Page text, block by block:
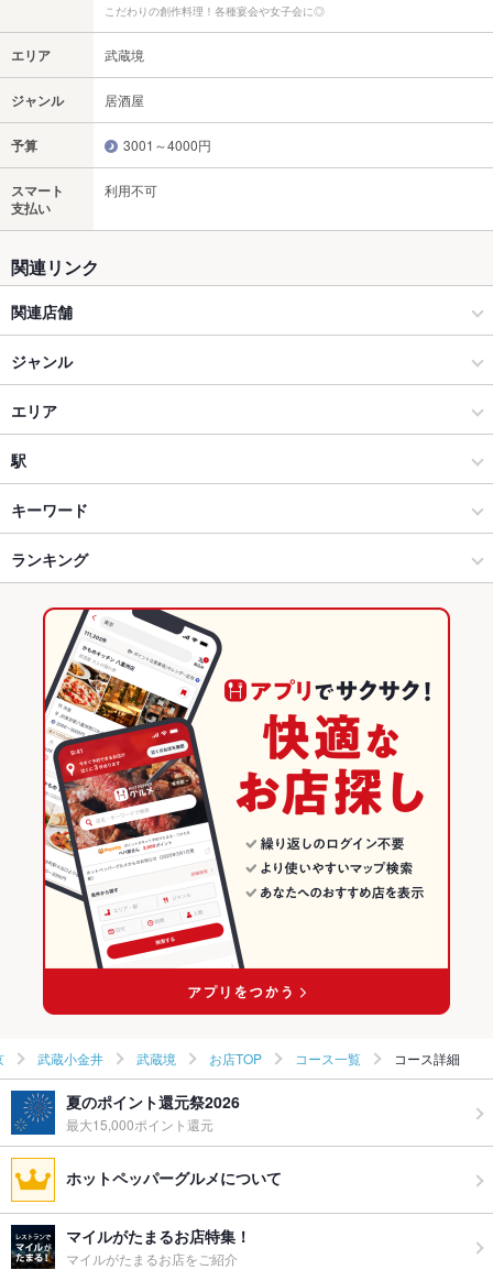
こだわりの創作料理！各種宴会や女子会に◎
エリア 武蔵境
ジャンル 居酒屋
予算 3001～4000円
スマート
支払い
利用不可
関連リンク
関連店舗
くいもの屋 わん
くいもの屋わん 藤沢プライムビル店
個室居酒屋 くいもの屋わん 桜木町店
個室居酒屋 くいもの屋わん 綱島店
くいもの屋わん 大和店
個室居酒屋 くいもの屋わん 茅ヶ崎店
くいもの屋わん 湘南台店
個室居酒屋 くいもの屋わん 蒲田店
くいもの屋わん 大宮南銀通り店
くいもの屋わん 本厚木店
くいもの屋わん 川崎西口店
その他の関連店舗
ジャンル
居酒屋
和風
武蔵小金井 × 居酒屋
武蔵小金井 × 和風
武蔵境駅 × 居酒屋
武蔵境駅 × 和風
和食全般
武蔵小金井 × 和食
武蔵小金井 × 和食全般
武蔵境駅 × 和食
武蔵境駅 × 和食全般
エリア
武蔵境
武蔵境 × 居酒屋
武蔵境 × 和風
武蔵境 × 和食
武蔵境 × 和食全般
東京 × 居酒屋
東京 × 和風
東京 × 和食
東京 × 和食全般
駅
武蔵境駅
キーワード
からあげ
ちらし寿司 うどん うなぎ
地鶏 ステーキ ピザ
フレンチトースト チーズケーキ 馬肉 焼きうどん
ランキング
東京のグルメランキング
東京の居酒屋ランキング
武蔵小金井のグルメランキング
武蔵小金井の居酒屋ランキング
武蔵境のグルメランキング
武蔵境の居酒屋ランキング
武蔵小金井 武蔵境 お店TOP コース一覧 コース詳細
夏のポイント還元祭2026
最大15,000ポイント還元
ホットペッパーグルメについて
マイルがたまるお店特集！
マイルがたまるお店をご紹介